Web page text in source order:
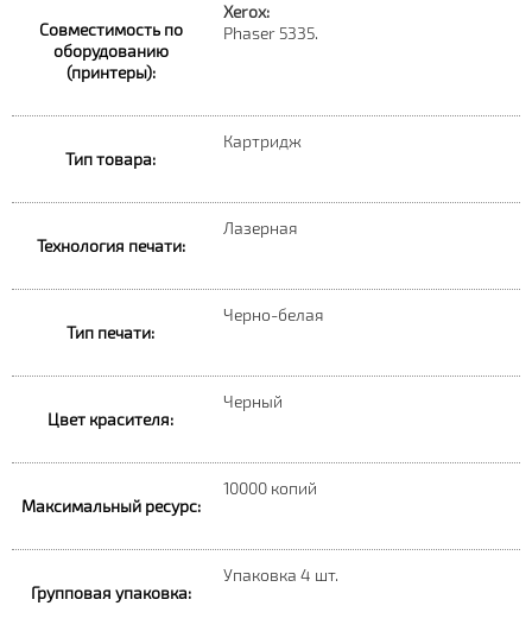
Совместимость по
оборудованию
(принтеры):
Xerox:
Phaser 5335.
Тип товара:
Картридж
Технология печати:
Лазерная
Тип печати:
Черно-белая
Цвет красителя:
Черный
Максимальный ресурс:
10000 копий
Групповая упаковка:
Упаковка 4 шт.